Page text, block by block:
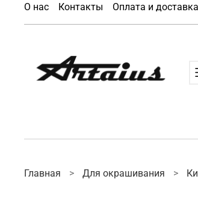
О нас Контакты Оплата и доставка
Главная Для окрашивания